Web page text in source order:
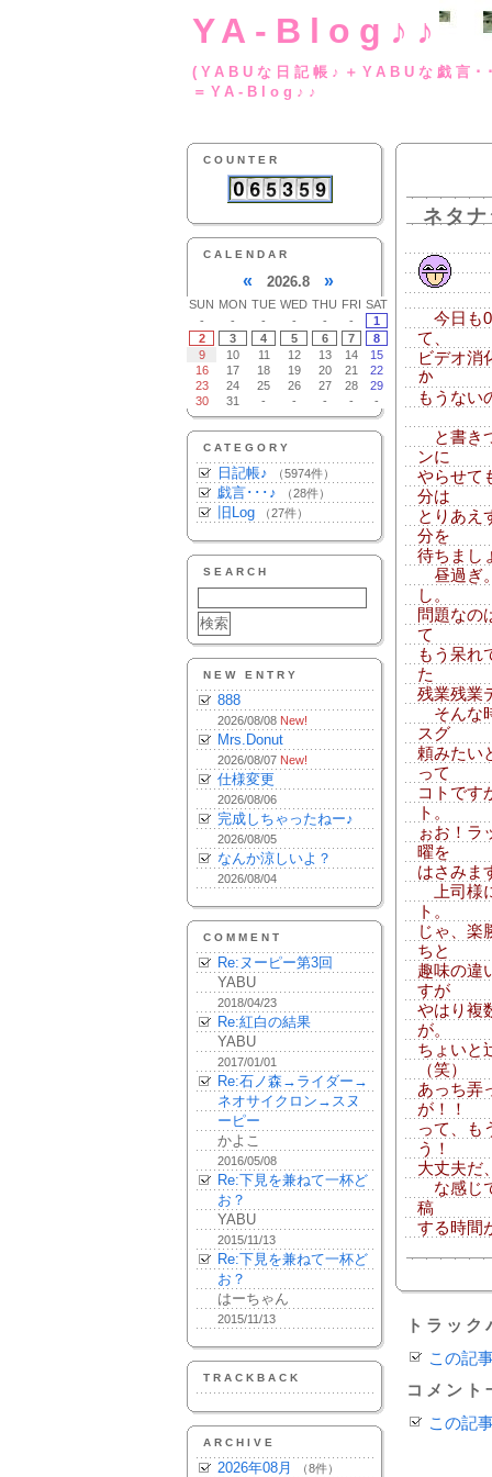
YA-Blog♪♪
(YABUな日記帳♪
＝YA-Blog♪♪
COUNTER
CALENDAR
« 2026.8 »
SUN MON TUE WED THU FRI SAT
-
- - - - -
1
2
3 4 5 6 7
8
9
10 11 12 13 14
15
16
17 18 19 20 21
22
23
24 25 26 27 28
29
30
31 - - - - -
CATEGORY
日記帳♪ （5974件）
戯言･･･♪ （28件）
旧Log （27件）
SEARCH
NEW ENTRY
888
2026/08/08 New!
Mrs.Donut
2026/08/07 New!
仕様変更
2026/08/06
完成しちゃったねー♪
2026/08/05
なんか涼しいよ？
2026/08/04
COMMENT
Re:ヌーピー第3回
YABU
2018/04/23
Re:紅白の結果
YABU
2017/01/01
Re:石ノ森→ライダー→
ネオサイクロン→スヌ
ーピー
かよこ
2016/05/08
Re:下見を兼ねて一杯ど
お？
YABU
2015/11/13
Re:下見を兼ねて一杯ど
お？
はーちゃん
2015/11/13
TRACKBACK
ARCHIVE
2026年08月 （8件）
ネタ
今日も0
て、
ビデオ消
か
もうない
と書き
ンに
やらせて
分は
とりあえ
分を
待ちまし
昼過ぎ
し。
問題なの
て
もう呆れ
た
残業残業
そんな
スグ
頼みたい
って
コトです
ト。
ぉお！ラ
曜を
はさみま
上司様
ト。
じゃ、楽
ちと
趣味の違
すが
やはり複
が。
ちょいと
（笑）
あっち弄
が！！
って、も
う！
大丈夫だ
な感じ
稿
する時間
トラッ
この記
コメント
この記